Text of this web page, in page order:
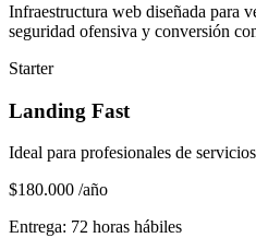
Infraestructura web diseñada para
seguridad ofensiva y conversión
Starter
Landing Fast
Ideal para profesionales de servicios
$180.000 /año
Entrega: 72 horas hábiles